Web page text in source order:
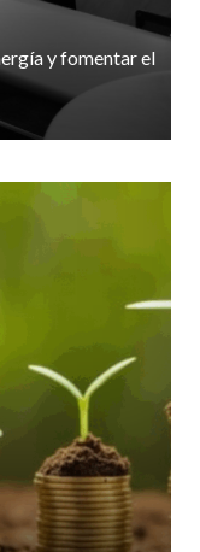
y fomentar el